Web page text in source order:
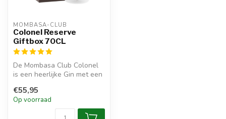
MOMBASA-CLUB
Colonel Reserve
Giftbox 70CL
De Mombasa Club Colonel
is een heerlijke Gin met een
€55,95
Op voorraad